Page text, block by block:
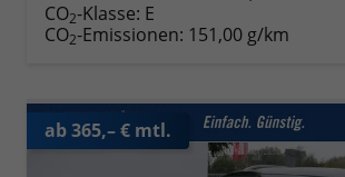
CO2-Klasse: E
CO2-Emissionen: 151,00 g/km
ab 365,– € mtl.